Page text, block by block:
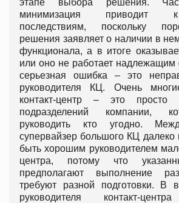
минимизация приводит
последствиям, поскольку
решения заявляет о наличии в
функционала, а в итоге
или оно не работает надлежащим
серьезная ошибка – это
руководителя КЦ. Очень
контакт-центр – это
подразделений компании,
руководить кто угодно.
супервайзер большого КЦ далеко
быть хорошим руководителем
центра, потому что
предполагают выполнение
требуют разной подготовки. В
руководителя контакт-